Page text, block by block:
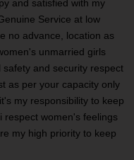
and satisfied with my
Service at low
no advance, location as
unmarried girls
and security respect
as per your capacity only
my responsibility to keep
respect women's feelings
my high priority to keep